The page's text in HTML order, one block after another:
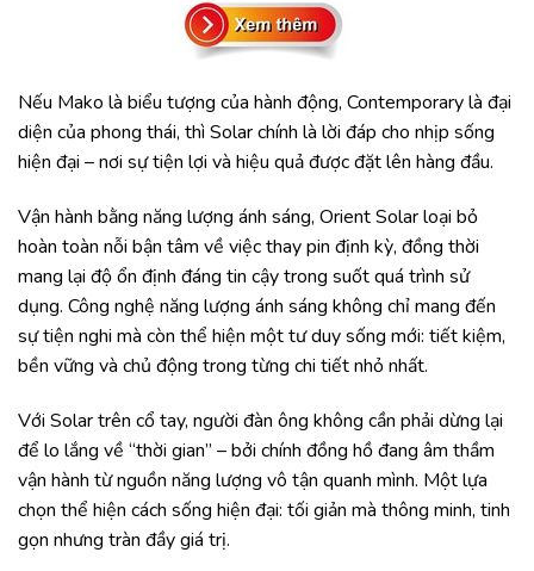
Nếu Mako là biểu tượng của hành động, Contemporary là đại
diện của phong thái, thì Solar chính là lời đáp cho nhịp sống
hiện đại – nơi sự tiện lợi và hiệu quả được đặt lên hàng đầu.
Vận hành bằng năng lượng ánh sáng, Orient Solar loại bỏ
hoàn toàn nỗi bận tâm về việc thay pin định kỳ, đồng thời
mang lại độ ổn định đáng tin cậy trong suốt quá trình sử
dụng. Công nghệ năng lượng ánh sáng không chỉ mang đến
sự tiện nghi mà còn thể hiện một tư duy sống mới: tiết kiệm,
bền vững và chủ động trong từng chi tiết nhỏ nhất.
Với Solar trên cổ tay, người đàn ông không cần phải dừng lại
để lo lắng về “thời gian” – bởi chính đồng hồ đang âm thầm
vận hành từ nguồn năng lượng vô tận quanh mình. Một lựa
chọn thể hiện cách sống hiện đại: tối giản mà thông minh, tinh
gọn nhưng tràn đầy giá trị.